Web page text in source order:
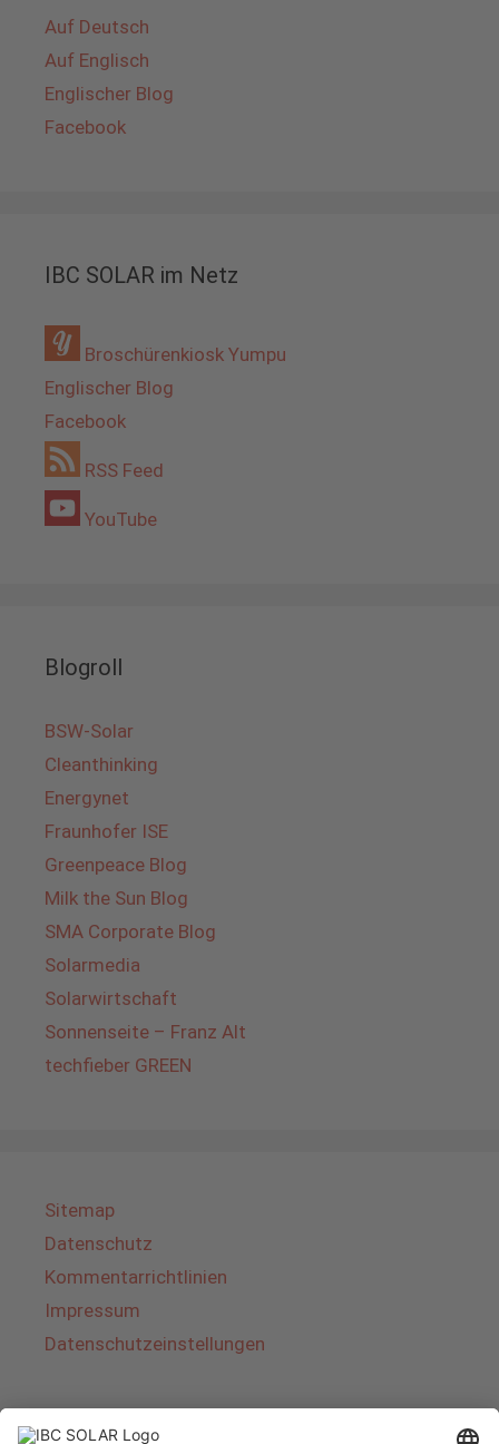
Auf Deutsch
Auf Englisch
Englischer Blog
Facebook
IBC SOLAR im Netz
Broschürenkiosk Yumpu
Englischer Blog
Facebook
RSS Feed
YouTube
Blogroll
BSW-Solar
Cleanthinking
Energynet
Fraunhofer ISE
Greenpeace Blog
Milk the Sun Blog
SMA Corporate Blog
Solarmedia
Solarwirtschaft
Sonnenseite – Franz Alt
techfieber GREEN
Sitemap
Datenschutz
Kommentarrichtlinien
Impressum
Datenschutzeinstellungen
Über IBC SOLAR